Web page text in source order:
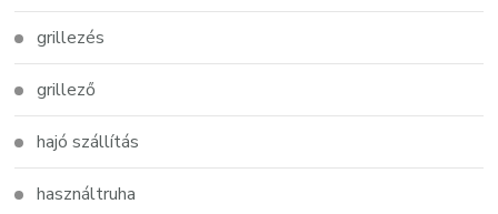
grillezés
grillező
hajó szállítás
használtruha